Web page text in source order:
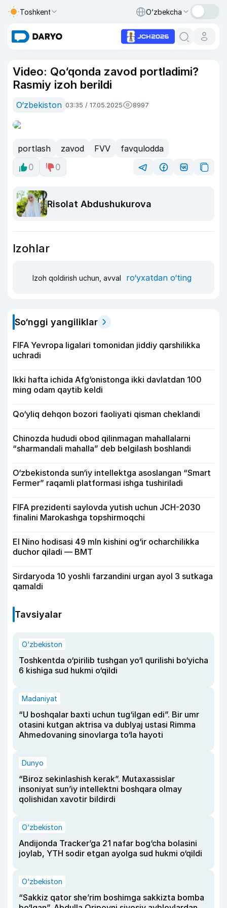
Toshkent O‘zbekcha
Video: Qo‘qonda zavod portladimi?
Rasmiy izoh berildi
O‘zbekiston 03:35 / 17.05.2025 8997
portlash zavod FVV
favqulodda
0
0
Risolat Abdushukurova
Izohlar
Izoh qoldirish uchun, avval ro‘yxatdan o‘ting
So‘nggi yangiliklar
FIFA Yevropa ligalari tomonidan jiddiy qarshilikka
uchradi
Ikki hafta ichida Afg‘onistonga ikki davlatdan 100
ming odam qaytib keldi
Qo‘yliq dehqon bozori faoliyati qisman cheklandi
Chinozda hududi obod qilinmagan mahallalarni
“sharmandali mahalla” deb belgilash boshlandi
O‘zbekistonda sun‘iy intellektga asoslangan “Smart
Fermer” raqamli platformasi ishga tushiriladi
FIFA prezidenti saylovda yutish uchun JCH-2030
finalini Marokashga topshirmoqchi
El Nino hodisasi 49 mln kishini og‘ir ocharchilikka
duchor qiladi — BMT
Sirdaryoda 10 yoshli farzandini urgan ayol 3 sutkaga
qamaldi
Tavsiyalar
O‘zbekiston
Toshkentda o‘pirilib tushgan yo‘l qurilishi bo‘yicha
6 kishiga sud hukmi o‘qildi
Madaniyat
“U boshqalar baxti uchun tug‘ilgan edi”. Bir umr
otasini kutgan aktrisa va dublyaj ustasi Rimma
Ahmedovaning sinovlarga to‘la hayoti
Dunyo
“Biroz sekinlashish kerak”. Mutaxassislar
insoniyat sun’iy intellektni boshqara olmay
qolishidan xavotir bildirdi
O‘zbekiston
Andijonda Tracker’ga 21 nafar bog‘cha bolasini
joylab, YTH sodir etgan ayolga sud hukmi o‘qildi
O‘zbekiston
“Sakkiz qator she’rim boshimga sakkizta bomba